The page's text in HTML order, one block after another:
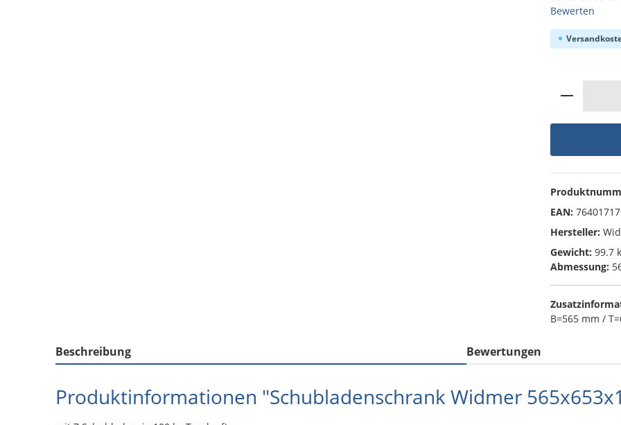
Bewerten
EAN:
Hersteller:
Gewicht: 99.7
Abmessung:
B=565 mm /
Beschreibung Bewertungen
Produktinformationen "Schubladenschrank Widmer